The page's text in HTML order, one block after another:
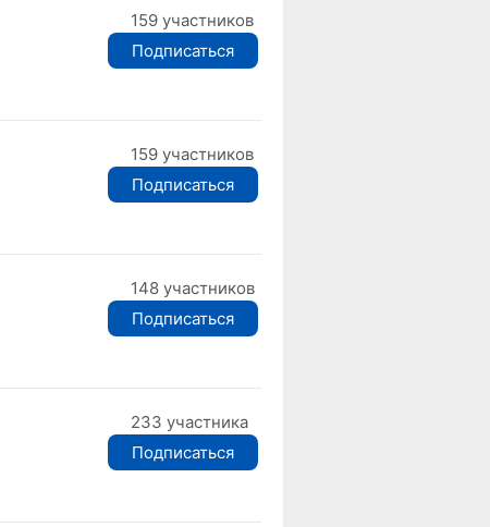
159 участников
Подписаться
159 участников
Подписаться
148 участников
Подписаться
233 участника
Подписаться